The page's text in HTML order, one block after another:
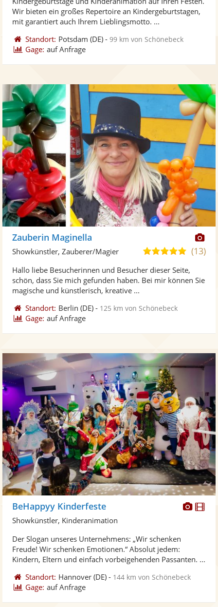
Wir bieten ein großes Repertoire an Kindergeburtstagen,
mit garantiert auch Ihrem Lieblingsmotto. ...
Standort: Potsdam (DE) -99 km von Schönebeck
Gage: auf Anfrage
Zauberin Maginella
5,0
5
(13)
Showkünstler, Zauberer/Magier
Hallo liebe Besucherinnen und Besucher dieser Seite,
schön, dass Sie mich gefunden haben. Bei mir können Sie
magische und künstlerisch, kreative ...
Standort: Berlin (DE) - 125 km von Schönebeck
Gage: auf Anfrage
BeHappyy Kinderfeste
Showkünstler, Kinderanimation
Der Slogan unseres Unternehmens: „Wir schenken
Freude! Wir schenken Emotionen.“ Absolut jedem:
Kindern, Eltern und einfach vorbeigehenden Passanten. ...
Standort: Hannover (DE) - 144 km von Schönebeck
Gage: auf Anfrage